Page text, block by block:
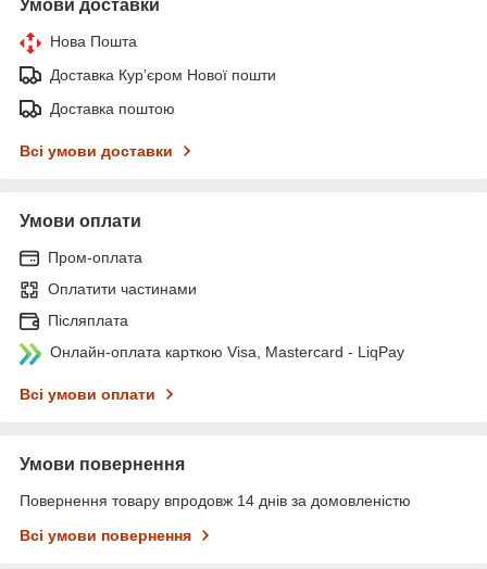
Умови доставки
Нова Пошта
Доставка Курʼєром Нової пошти
Доставка поштою
Всі умови доставки
Умови оплати
Пром-оплата
Оплатити частинами
Післяплата
Онлайн-оплата карткою Visa, Mastercard - LiqPay
Всі умови оплати
Умови повернення
Повернення товару впродовж 14 днів за домовленістю
Всі умови повернення